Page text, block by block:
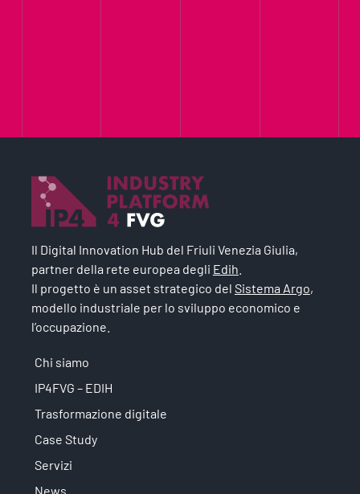
Il Digital Innovation Hub del Friuli Venezia Giulia,
partner della rete europea degli Edih
Il progetto è un asset strategico del Sistema Argo,
modello industriale per lo sviluppo economico e
l’occupazione.
Chi siamo
IP4FVG – EDIH
Trasformazione digitale
Case Study
Servizi
News